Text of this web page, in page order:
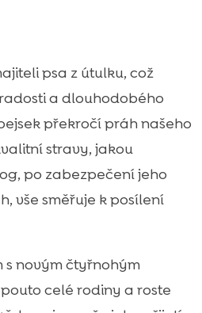
psa z útulku, což
a dlouhodobého
překročí práh našeho
stravy, jakou
po zabezpečení jeho
vše směřuje k posílení
s novým čtyřnohým
celé rodiny a roste